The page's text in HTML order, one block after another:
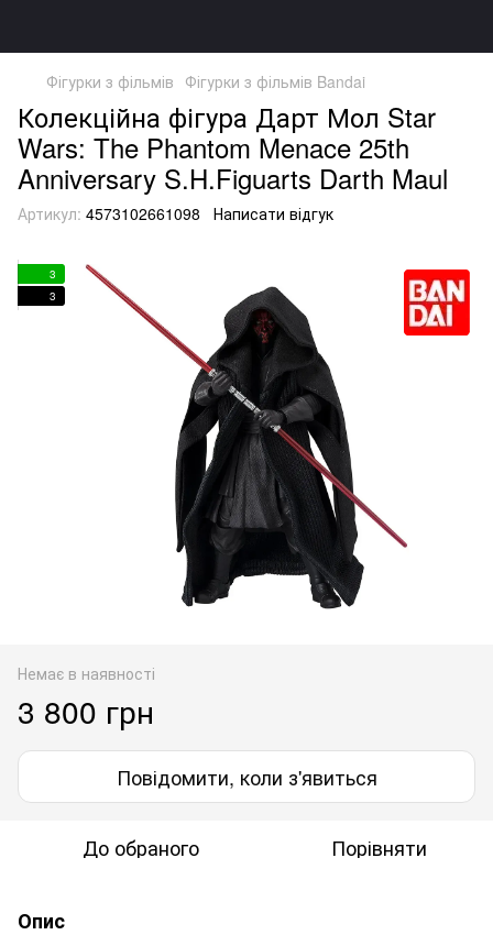
Фігурки з фільмів Фігурки з фільмів Bandai
Колекційна фігура Дарт Мол Star
Wars: The Phantom Menace 25th
Anniversary S.H.Figuarts Darth Maul
Артикул: 4573102661098 Написати відгук
3
3
Немає в наявності
3 800 грн
Повідомити, коли з'явиться
До обраного Порівняти
Опис